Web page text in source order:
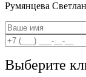
Румянцева
Выберите